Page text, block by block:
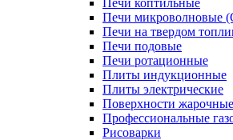
Печи коптильные
Печи микроволновые
Печи на твердом
Печи подовые
Печи ротационные
Плиты индукционные
Плиты электрические
Поверхности жарочные
Профессиональные
Рисоварки